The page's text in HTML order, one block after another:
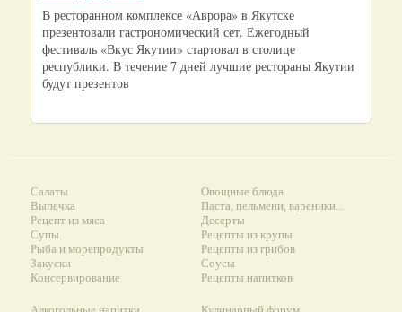
В ресторанном комплексе «Аврора» в Якутске
презентовали гастрономический сет. Ежегодный
фестиваль «Вкус Якутии» стартовал в столице
республики. В течение 7 дней лучшие рестораны Якутии
будут презентов
Салаты
Выпечка
Рецепт из мяса
Супы
Рыба и морепродукты
Закуски
Консервирование
Овощные блюда
Паста, пельмени, вареники...
Десерты
Рецепты из крупы
Рецепты из грибов
Соусы
Рецепты напитков